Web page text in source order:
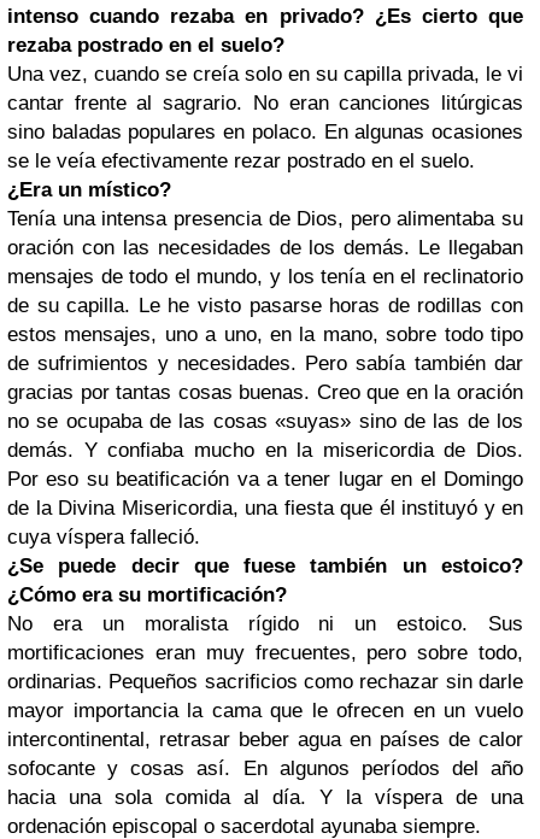
intenso cuando rezaba en privado? ¿Es cierto que
rezaba postrado en el suelo?
Una vez, cuando se creía solo en su capilla privada, le vi
cantar frente al sagrario. No eran canciones litúrgicas
sino baladas populares en polaco. En algunas ocasiones
se le veía efectivamente rezar postrado en el suelo.
¿Era un místico?
Tenía una intensa presencia de Dios, pero alimentaba su
oración con las necesidades de los demás. Le llegaban
mensajes de todo el mundo, y los tenía en el reclinatorio
de su capilla. Le he visto pasarse horas de rodillas con
estos mensajes, uno a uno, en la mano, sobre todo tipo
de sufrimientos y necesidades. Pero sabía también dar
gracias por tantas cosas buenas. Creo que en la oración
no se ocupaba de las cosas «suyas» sino de las de los
demás. Y confiaba mucho en la misericordia de Dios.
Por eso su beatificación va a tener lugar en el Domingo
de la Divina Misericordia, una fiesta que él instituyó y en
cuya víspera falleció.
¿Se puede decir que fuese también un estoico?
¿Cómo era su mortificación?
No era un moralista rígido ni un estoico. Sus
mortificaciones eran muy frecuentes, pero sobre todo,
ordinarias. Pequeños sacrificios como rechazar sin darle
mayor importancia la cama que le ofrecen en un vuelo
intercontinental, retrasar beber agua en países de calor
sofocante y cosas así. En algunos períodos del año
hacia una sola comida al día. Y la víspera de una
ordenación episcopal o sacerdotal ayunaba siempre.